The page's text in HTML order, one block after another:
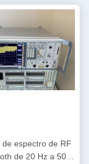
de espectro de RF
de 20 Hz a 50